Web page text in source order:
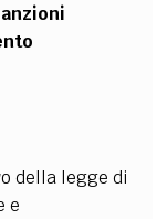
della legge di
e